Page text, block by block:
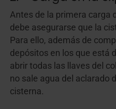
Antes de la primera carga
debe asegurarse que la
Para ello, además de
depósitos en los que está
abrir todas las llaves del
no sale agua del aclarado
cisterna.